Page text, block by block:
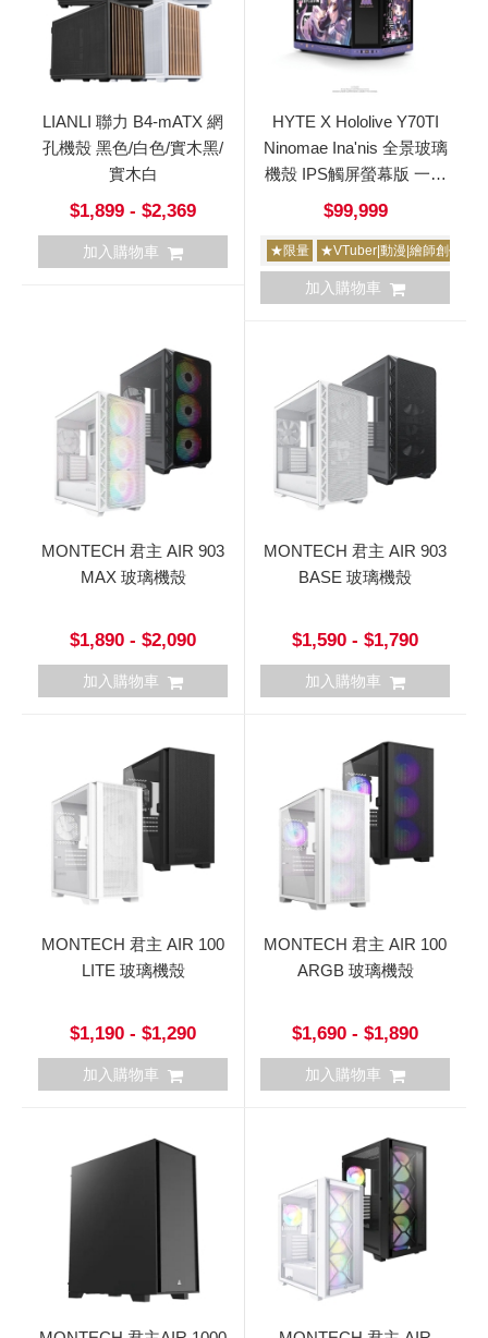
LIANLI 聯力 B4-mATX 網
孔機殼 黑色/白色/實木黑/
實木白
$1,899 - $2,369
加入購物車
HYTE X Hololive Y70TI
Ninomae Ina'nis 全景玻璃
機殼 IPS觸屏螢幕版 一伊
那爾栖
$99,999
★限量 ★VTuber|動漫|繪師創作
加入購物車
MONTECH 君主 AIR 903
MAX 玻璃機殼
$1,890 - $2,090
加入購物車
MONTECH 君主 AIR 903
BASE 玻璃機殼
$1,590 - $1,790
加入購物車
MONTECH 君主 AIR 100
LITE 玻璃機殼
$1,190 - $1,290
加入購物車
MONTECH 君主 AIR 100
ARGB 玻璃機殼
$1,690 - $1,890
加入購物車